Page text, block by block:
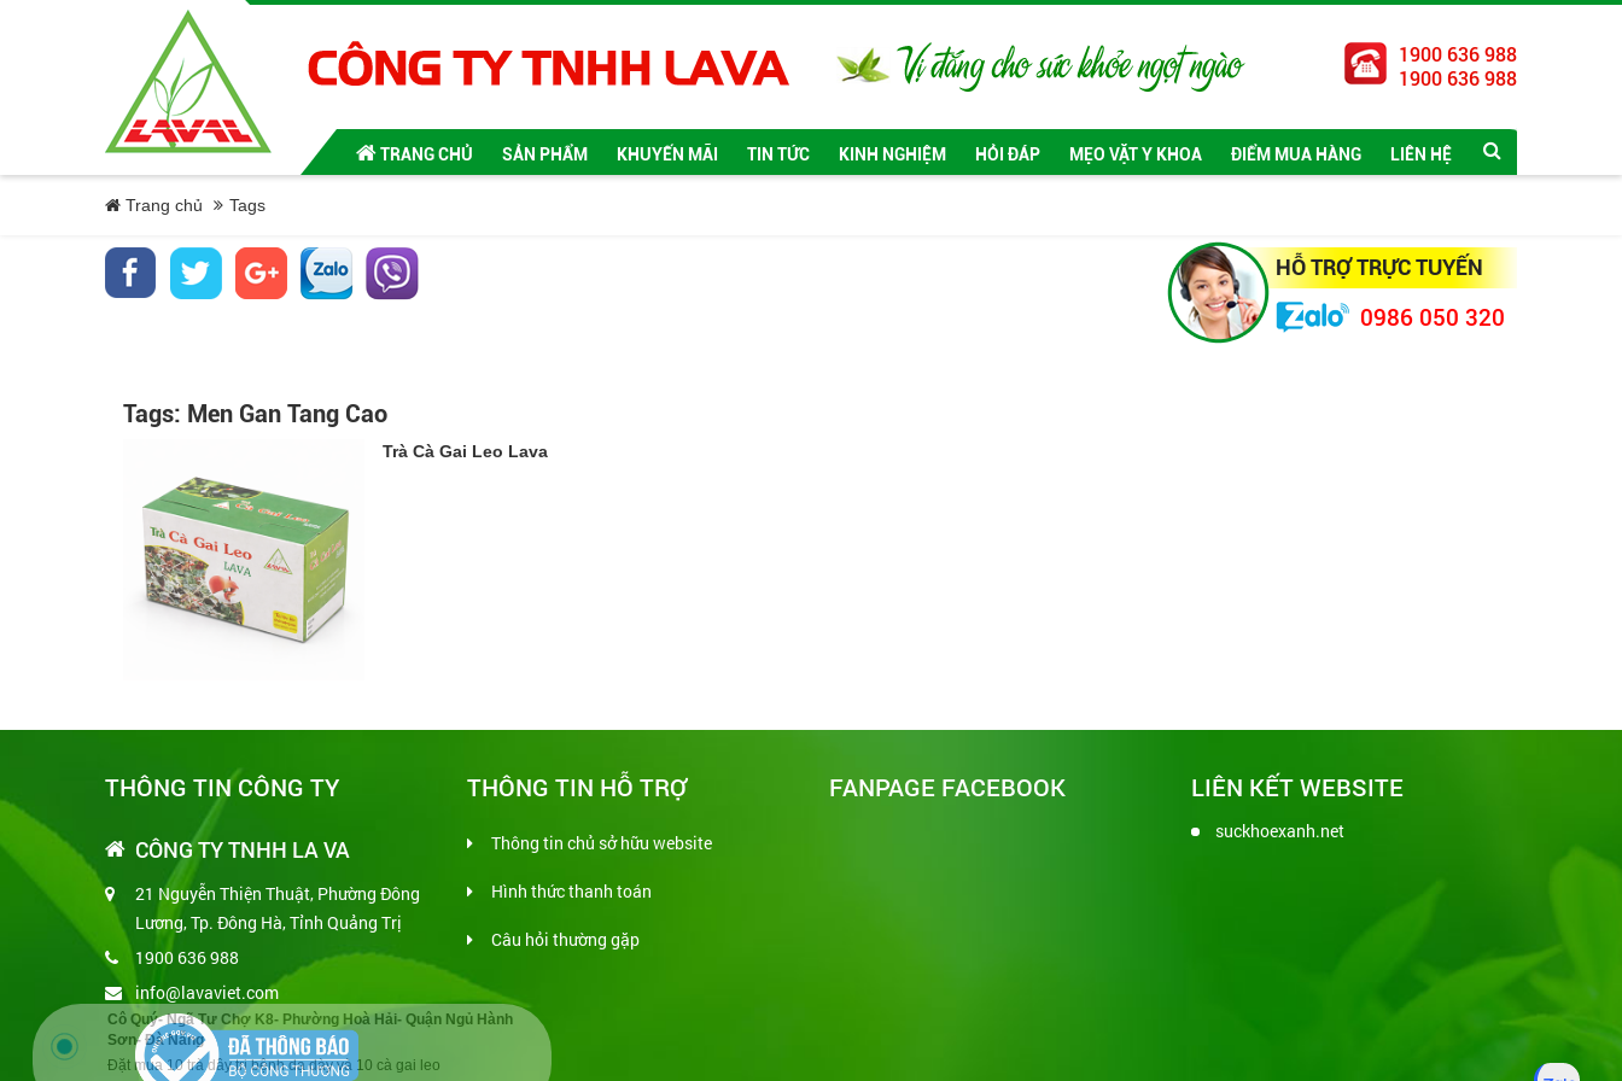
1900 636 988
1900 636 988
TRANG CHỦ SẢN PHẨM KHUYẾN MÃI TIN TỨC KINH NGHIỆM HỎI ĐÁP MẸO VẶT Y KHOA ĐIỂM MUA HÀNG LIÊN HỆ
Trang chủ Tags
HỖ TRỢ TRỰC TUYẾN
0986 050 320
Tags: Men Gan Tang Cao
Trà Cà Gai Leo Lava
THÔNG TIN CÔNG TY
CÔNG TY TNHH LA VA
21 Nguyễn Thiện Thuật, Phường Đông
Lương, Tp. Đông Hà, Tỉnh Quảng Trị
1900 636 988
info@lavaviet.com
THÔNG TIN HỖ TRỢ
Thông tin chủ sở hữu website
Hình thức thanh toán
Câu hỏi thường gặp
FANPAGE FACEBOOK LIÊN KẾT WEBSITE
suckhoexanh.net
Cô Quý- Ngã Tư Chợ K8- Phường Hoà Hải- Quận Ngủ Hành
Sơn- Đà Nẵng
Đặt mua 10 trà dây trị bệnh dạ dày và 10 cà gai leo